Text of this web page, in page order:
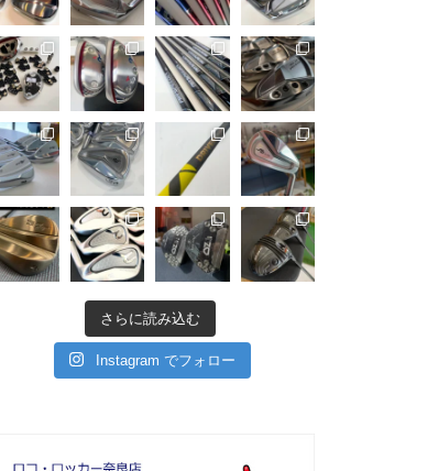
さらに読み込む
Instagram でフォロー